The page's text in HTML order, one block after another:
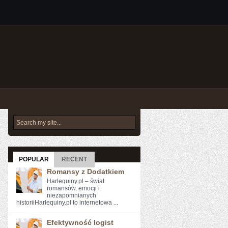
POPULAR RECENT
Romansy z Dodatkiem
Harlequiny.pl – świat
romansów, emocji i
niezapomnianych
historiiHarlequiny.pl to internetowa ...
Efektywność logist